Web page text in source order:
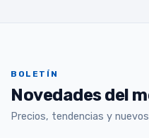
BOLETÍN
Novedades del
Precios, tendencias y